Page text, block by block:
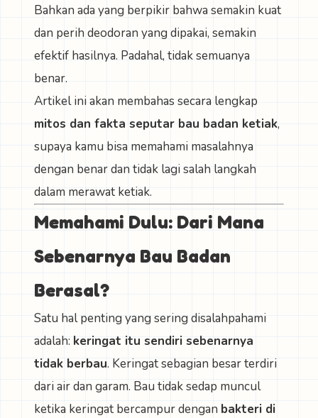
Bahkan ada yang berpikir bahwa semakin kuat
dan perih deodoran yang dipakai, semakin
efektif hasilnya. Padahal, tidak semuanya
benar.
Artikel ini akan membahas secara lengkap
mitos dan fakta seputar bau badan ketiak,
supaya kamu bisa memahami masalahnya
dengan benar dan tidak lagi salah langkah
dalam merawat ketiak.
Memahami Dulu: Dari Mana
Sebenarnya Bau Badan
Berasal?
Satu hal penting yang sering disalahpahami
adalah: keringat itu sendiri sebenarnya
tidak berbau. Keringat sebagian besar terdiri
dari air dan garam. Bau tidak sedap muncul
ketika keringat bercampur dengan bakteri di